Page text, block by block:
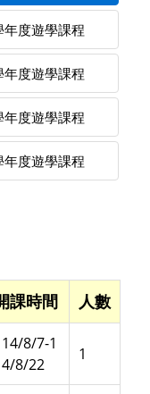
年度遊學課程
年度遊學課程
年度遊學課程
年度遊學課程
課時間 人數
8/7-1
8/22
1